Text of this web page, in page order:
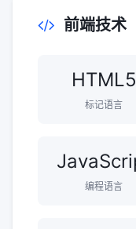
前端技术
HTML5
标记语言
编程语言